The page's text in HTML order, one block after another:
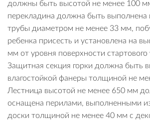
должны быть высотой не менее 100
перекладина должна быть выполнена
трубы диаметром не менее 33 мм,
ребенка присесть и установлена на
мм от уровня поверхности стартового
Защитная секция горки должна быть
влагостойкой фанеры толщиной не
Лестница высотой не менее 650 мм
оснащена перилами, выполненными
доски толщиной не менее 40 мм с